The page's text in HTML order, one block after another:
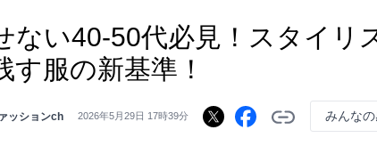
ない40-50代必見！スタイリ
す服の新基準！
ッションch 2026年5月29日 17時39分 みんな